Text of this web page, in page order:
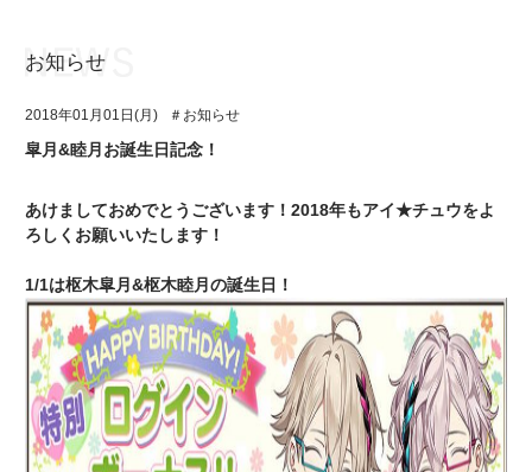
アプリゲーム
イベント・キャンペーン
ミュージック
グッズ・本
ギャラリー
ユニット&キャラクター
アプリゲーム
イベント・キャンペーン
ミュージック
グッズ・本
ギャラリー
お知らせ
2018年01月01日(月) ＃お知らせ
皐月&睦月お誕生日記念！
あけましておめでとうございます！2018年もアイ★チュウをよ
ろしくお願いいたします！
1/1は枢木皐月&枢木睦月の誕生日！